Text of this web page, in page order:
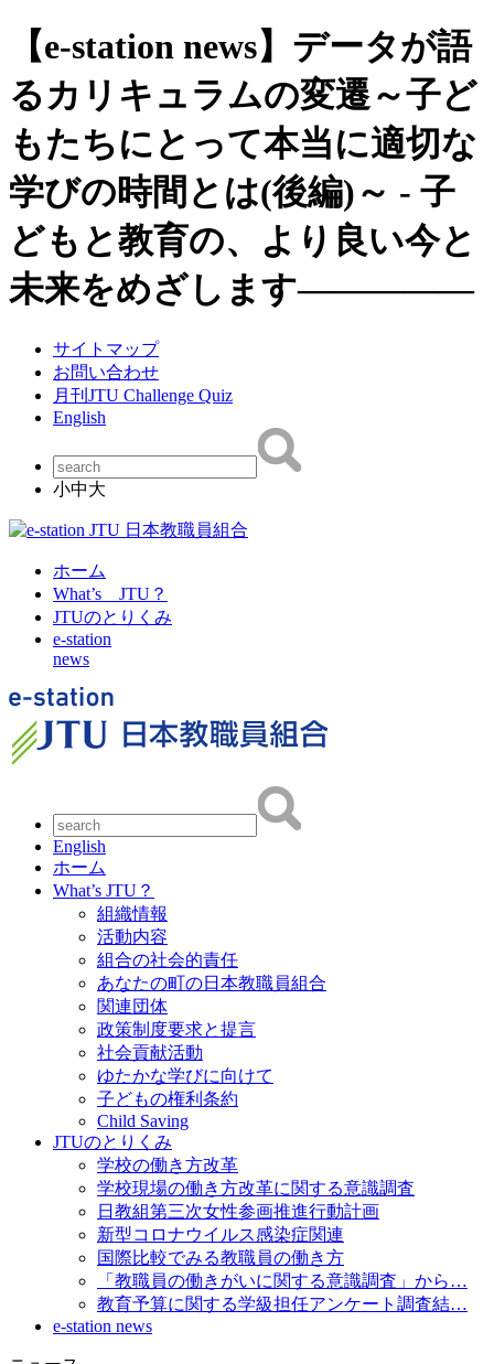
【e-station news】データが語
るカリキュラムの変遷～子ど
もたちにとって本当に適切な
学びの時間とは(後編)～ - 子
どもと教育の、より良い今と
未来をめざします―――――
サイトマップ
お問い合わせ
月刊JTU Challenge Quiz
English
小中大
ホーム
What’s JTU？
JTUのとりくみ
e-station
news
English
ホーム
What’s JTU？
組織情報
活動内容
組合の社会的責任
あなたの町の日本教職員組合
関連団体
政策制度要求と提言
社会貢献活動
ゆたかな学びに向けて
子どもの権利条約
Child Saving
JTUのとりくみ
学校の働き方改革
学校現場の働き方改革に関する意識調査
日教組第三次女性参画推進行動計画
新型コロナウイルス感染症関連
国際比較でみる教職員の働き方
「教職員の働きがいに関する意識調査」から…
教育予算に関する学級担任アンケート調査結…
e-station news